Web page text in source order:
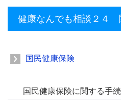
健康なんでも相談２４
国民健康保険
国民健康保険に関する手